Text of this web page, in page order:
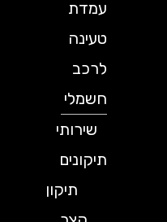
עמדת
טעינה
לרכב
חשמלי
שירותי
תיקונים
תיקון